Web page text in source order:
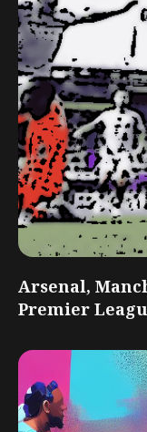
Arsenal,
Premier